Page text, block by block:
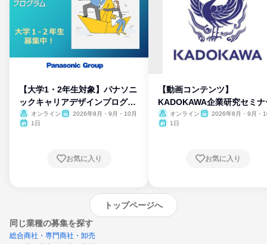
【大学1・2年生対象】パナソニ
ックキャリアデザインプログラ
ム
オンライン
2026年8月・9月・10月
1日
お気に入り
【動画コンテンツ】
KADOKAWA企業研究セミナ
オンライン
2026年8月・9月・
1日
お気に入り
トップページへ
同じ業種の募集を探す
総合商社・専門商社・卸売